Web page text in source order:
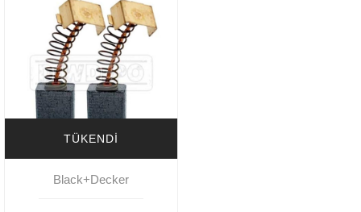
TÜKENDI
Black+Decker